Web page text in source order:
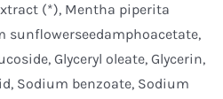
(*), Mentha piperita
sunflowerseedamphoacetate,
Glyceryl oleate, Glycerin,
Sodium benzoate, Sodium